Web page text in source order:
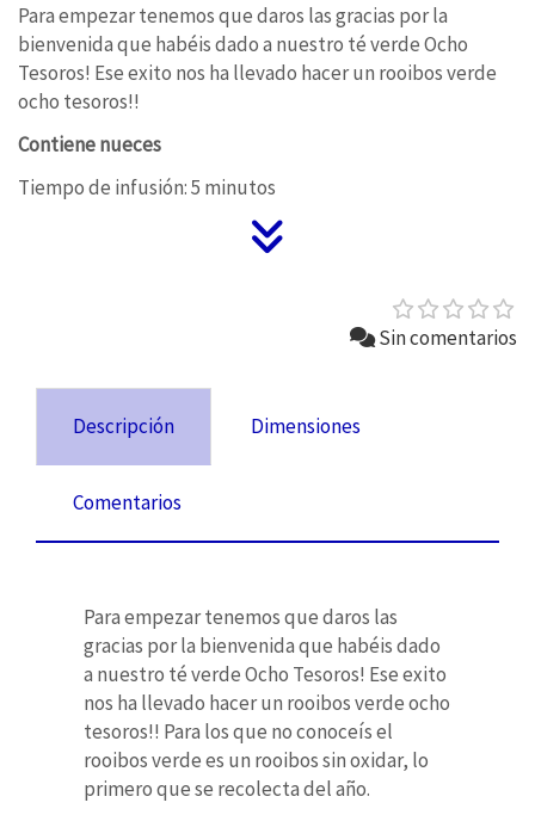
Para empezar tenemos que daros las gracias por la
bienvenida que habéis dado a nuestro té verde Ocho
Tesoros! Ese exito nos ha llevado hacer un rooibos verde
ocho tesoros!!
Contiene nueces
Tiempo de infusión: 5 minutos
Sin comentarios
Descripción Dimensiones
Comentarios
Para empezar tenemos que daros las
gracias por la bienvenida que habéis dado
a nuestro té verde Ocho Tesoros! Ese exito
nos ha llevado hacer un rooibos verde ocho
tesoros!! Para los que no conoceís el
rooibos verde es un rooibos sin oxidar, lo
primero que se recolecta del año.